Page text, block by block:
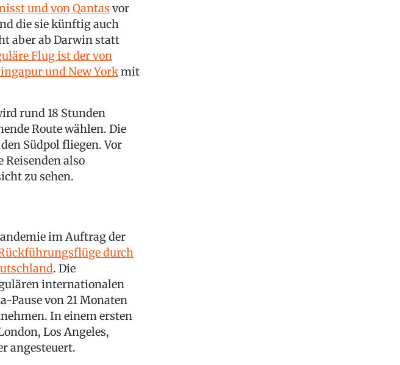
und von Qantas vor
die sie künftig auch
aber ab Darwin statt
Flug ist der von
und New Yorkmit
rund 18 Stunden
Route wählen. Die
Südpol fliegen. Vor
Reisenden also
zu sehen.
im Auftrag der
durch
. Die
internationalen
Pause von 21 Monaten
In einem ersten
Los Angeles,
angesteuert.